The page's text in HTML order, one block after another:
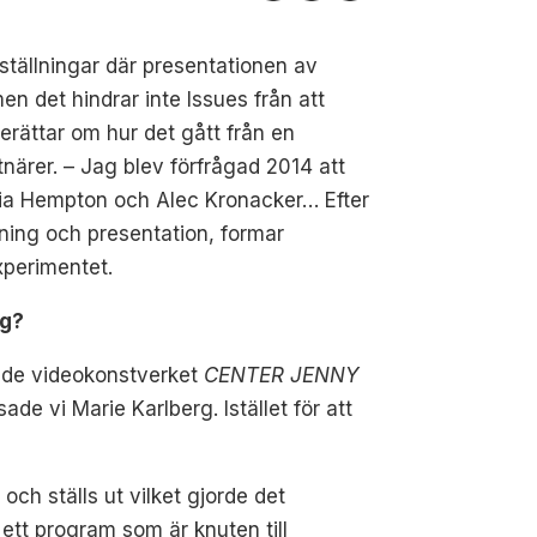
där presentationen av
det hindrar inte Issues från att
om hur det gått från en
– Jag blev förfrågad 2014 att
Hempton och Alec Kronacker… Efter
och presentation, formar
videokonstverket CENTER JENNY
vi Marie Karlberg. Istället för att
ställs ut vilket gjorde det
program som är knuten till